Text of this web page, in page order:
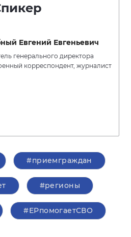
Евгений Евгеньевич
генерального директора
корреспондент, журналист
#приемграждан
#регионы
#ЕРпомогаетСВО